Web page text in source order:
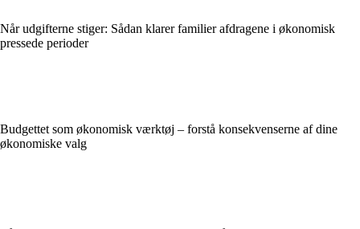
Når udgifterne stiger: Sådan klarer familier afdragene i økonomisk
pressede perioder
Budgettet som økonomisk værktøj – forstå konsekvenserne af dine
økonomiske valg